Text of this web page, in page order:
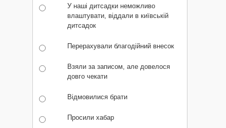
У наші дитсадки неможливо
влаштувати, віддали в київській
дитсадок
Перерахували благодійний внесок
Взяли за записом, але довелося
довго чекати
Відмовилися брати
Просили хабар